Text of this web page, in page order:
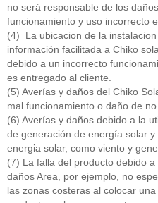
no será responsable de los
funcionamiento y uso incorrecto
(4) La ubicacion de la
información facilitada a Chiko
debido a un incorrecto
es entregado al cliente.
(5) Averías y daños del Chiko
mal funcionamiento o daño de
(6) Averías y daños debido a la
de generación de energía solar
energia solar, como viento y
(7) La falla del producto debido
daños Area, por ejemplo, no
las zonas costeras al colocar